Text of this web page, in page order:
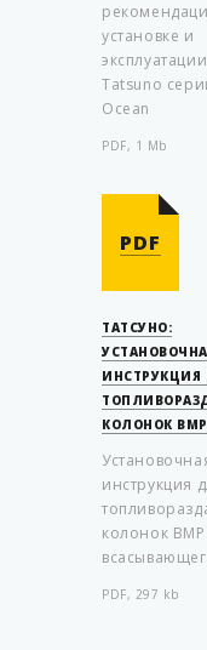
установке и
Tatsuno
Ocean
PDF, 1 Mb
PDF
ТАТСУНО:
ИНСТРУКЦИЯ
КОЛОНОК BMP
инструкция
колонок ВМР
PDF, 297 kb